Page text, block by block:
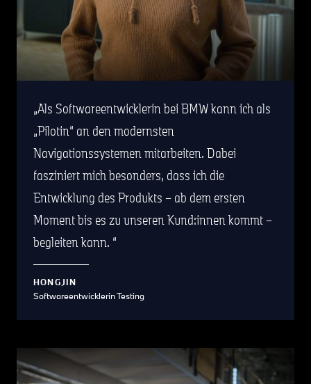
Als Softwareentwicklerin bei BMW kann ich als
„Pilotin“ an den modernsten
Navigationssystemen mitarbeiten. Dabei
fasziniert mich besonders, dass ich die
Entwicklung des Produkts – ab dem ersten
Moment bis es zu unseren Kund:innen kommt –
begleiten kann.
HONGJIN
Softwareentwicklerin Testing